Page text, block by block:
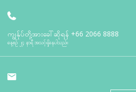
ကျွန်ုပ်တို့အားခေါ်ဆိုရန် +66 2066 8888
နေ့စဉ် ၂၄ နာရီ အသင့်ရှိနေပါသည်။